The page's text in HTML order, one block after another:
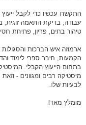
התקשרו עכשיו כדי לקבל
עבודה, בדיקת התאמה זוגית,
טיהור בתים, פריון, פתיחת
ארמוזה איש הברכות
הקמעות, חיבר ספרי לימוד
בתחום הייעוץ הקבלי.
מיסטיקה רבים ומגוונים -
לבעיות שלו.
מומלץ מאד!